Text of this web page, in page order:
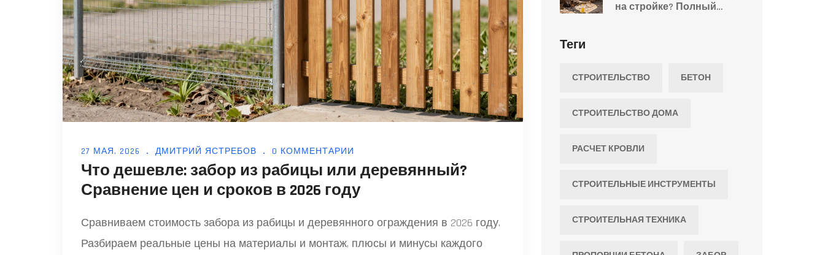
27 МАЯ, 2026 ДМИТРИЙ ЯСТРЕБОВ 0 КОММЕНТАРИИ
Что дешевле: забор из рабицы или деревянный?
Сравнение цен и сроков в 2026 году
Сравниваем стоимость забора из рабицы и деревянного ограждения в 2026 году.
Разбираем реальные цены на материалы и монтаж, плюсы и минусы каждого
на стройке? Полный
Теги
СТРОИТЕЛЬСТВО БЕТОН
СТРОИТЕЛЬСТВО ДОМА
РАСЧЕТ КРОВЛИ
СТРОИТЕЛЬНЫЕ ИНСТРУМЕНТЫ
СТРОИТЕЛЬНАЯ ТЕХНИКА